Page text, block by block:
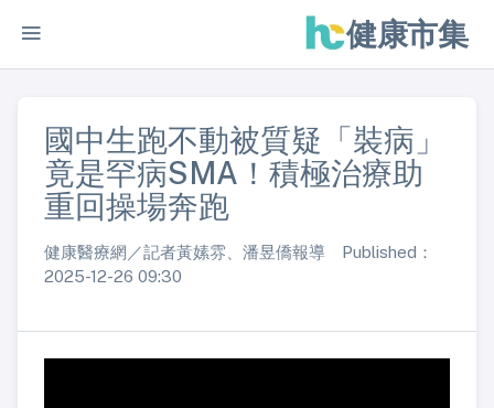
健康市集
國中生跑不動被質疑「裝病」
竟是罕病SMA！積極治療助
重回操場奔跑
健康醫療網／記者黃嫊雰、潘昱僑報導 Published：
2025-12-26 09:30